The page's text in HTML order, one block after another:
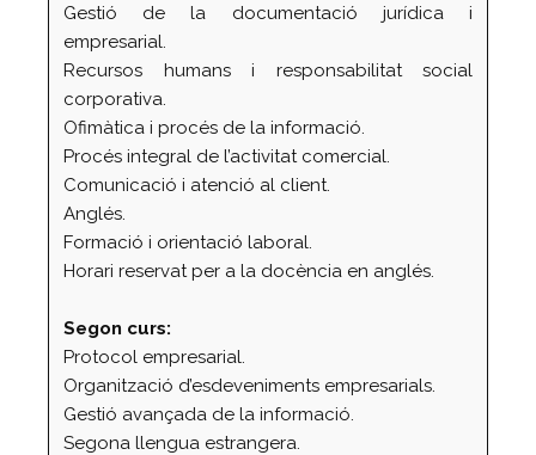
Gestió de la documentació jurídica i
empresarial.
Recursos humans i responsabilitat social
corporativa.
Ofimàtica i procés de la informació.
Procés integral de l’activitat comercial.
Comunicació i atenció al client.
Anglés.
Formació i orientació laboral.
Horari reservat per a la docència en anglés.
Segon curs:
Protocol empresarial.
Organització d’esdeveniments empresarials.
Gestió avançada de la informació.
Segona llengua estrangera.